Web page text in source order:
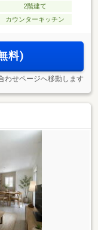
2階建て
カウンターキッチン
料)
わせページへ移動します